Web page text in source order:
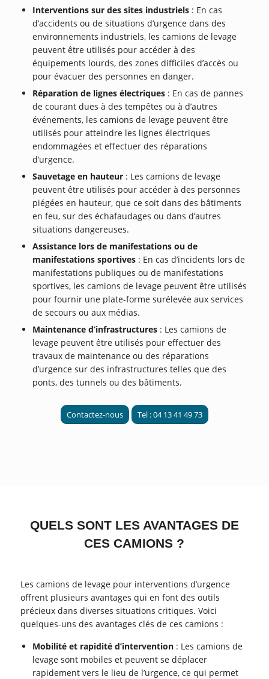
Interventions sur des sites industriels : En cas
d’accidents ou de situations d’urgence dans des
environnements industriels, les camions de levage
peuvent être utilisés pour accéder à des
équipements lourds, des zones difficiles d’accès ou
pour évacuer des personnes en danger.
Réparation de lignes électriques : En cas de pannes
de courant dues à des tempêtes ou à d’autres
événements, les camions de levage peuvent être
utilisés pour atteindre les lignes électriques
endommagées et effectuer des réparations
d’urgence.
Sauvetage en hauteur : Les camions de levage
peuvent être utilisés pour accéder à des personnes
piégées en hauteur, que ce soit dans des bâtiments
en feu, sur des échafaudages ou dans d’autres
situations dangereuses.
Assistance lors de manifestations ou de
manifestations sportives : En cas d’incidents lors de
manifestations publiques ou de manifestations
sportives, les camions de levage peuvent être utilisés
pour fournir une plate-forme surélevée aux services
de secours ou aux médias.
Maintenance d’infrastructures : Les camions de
levage peuvent être utilisés pour effectuer des
travaux de maintenance ou des réparations
d’urgence sur des infrastructures telles que des
ponts, des tunnels ou des bâtiments.
Contactez-nous Tel : 04 13 41 49 73
QUELS SONT LES AVANTAGES DE
CES CAMIONS ?
Les camions de levage pour interventions d’urgence
offrent plusieurs avantages qui en font des outils
précieux dans diverses situations critiques. Voici
quelques-uns des avantages clés de ces camions :
Mobilité et rapidité d’intervention : Les camions de
levage sont mobiles et peuvent se déplacer
rapidement vers le lieu de l’urgence, ce qui permet